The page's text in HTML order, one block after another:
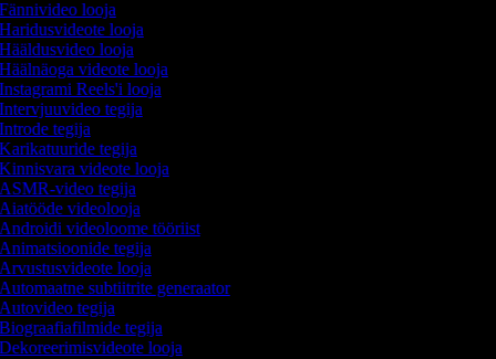
looja
looja
looja
videote looja
Reels'i looja
tegija
tegija
tegija
videote looja
video tegija
videolooja
videoloome tööriist
tegija
looja
subtiitrite generaator
tegija
tegija
looja